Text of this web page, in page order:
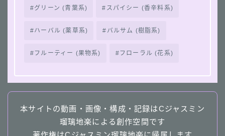
グリーン (青葉系) スパイシー (香辛料系)
ハーバル (薬草系) バルサム (樹脂系)
フルーティー (果物系) フローラル (花系)
本サイトの動画・画像・構成・記録はCジャスミン
瑠璃地楽による創作空間です